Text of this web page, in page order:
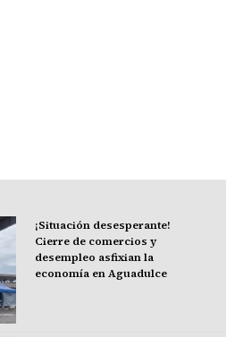
¡Situación desesperante!
Cierre de comercios y
desempleo asfixian la
economía en Aguadulce